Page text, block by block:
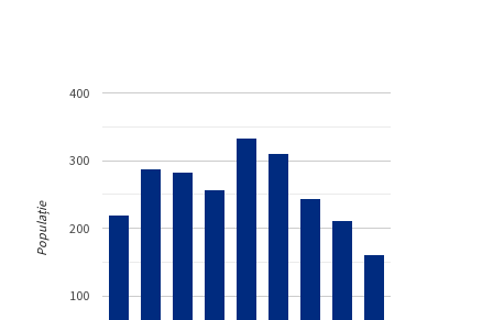
100
200
300
400
Populație